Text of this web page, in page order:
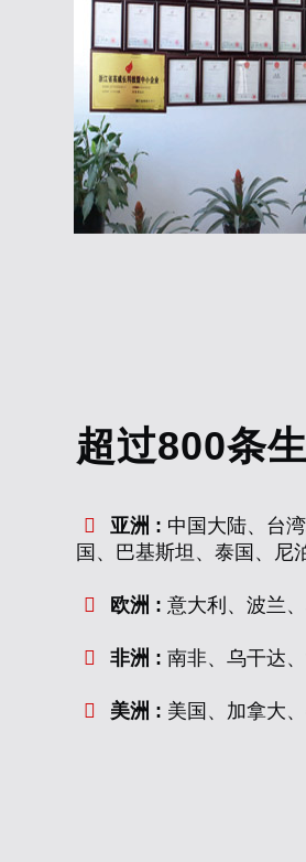
超过800条
亚洲 : 中国大陆、台
国、巴基斯坦、泰国、尼
欧洲 : 意大利、波兰
非洲 : 南非、乌干达
美洲 : 美国、加拿大